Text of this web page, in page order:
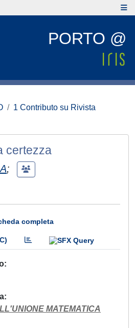
PORTO @
1 Contributo su Rivista
certezza
;
completa
MATEMATICA